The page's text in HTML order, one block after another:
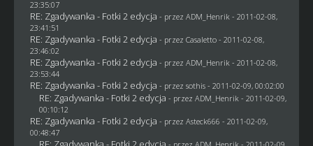
23:35:07
RE: Zgadywanka - Fotki 2 edycja - przez ADM_Henrik - 2011-02-08,
23:41:51
RE: Zgadywanka - Fotki 2 edycja - przez Casaletto- 2011-02-08,
23:46:02
RE: Zgadywanka - Fotki 2 edycja - przez ADM_Henrik - 2011-02-08,
23:53:44
RE: Zgadywanka - Fotki 2 edycja - przez sothis- 2011-02-09, 00:02:00
RE: Zgadywanka - Fotki 2 edycja - przez ADM_Henrik - 2011-02-09,
00:10:12
RE: Zgadywanka - Fotki 2 edycja - przez Asteck666 - 2011-02-09,
00:48:47